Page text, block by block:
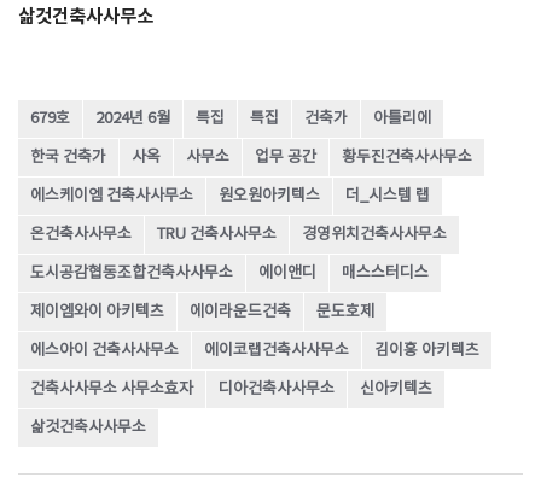
삶것건축사사무소
679호 2024년 6월 특집 특집 건축가 아틀리에
한국 건축가 사옥 사무소 업무 공간 황두진건축사사무소
에스케이엠 건축사사무소 원오원아키텍스 더_시스템 랩
온건축사사무소 TRU 건축사사무소 경영위치건축사사무소
도시공감협동조합건축사사무소 에이앤디 매스스터디스
제이엠와이 아키텍츠 에이라운드건축 문도호제
에스아이 건축사사무소 에이코랩건축사사무소 김이홍 아키텍츠
건축사사무소 사무소효자 디아건축사사무소 신아키텍츠
삶것건축사사무소